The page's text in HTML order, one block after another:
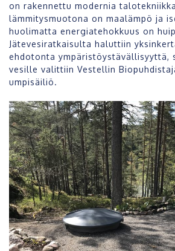
on rakennettu modernia
lämmitysmuotona on maalämpö ja
huolimatta energiatehokkuus on
Jätevesiratkaisulta haluttiin
ehdotonta ympäristöystävällisyyttä,
vesille valittiin Vestellin
umpisäiliö.